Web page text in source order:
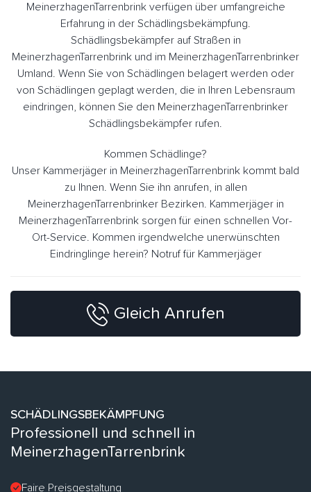
MeinerzhagenTarrenbrink verfügen über umfangreiche
Erfahrung in der Schädlingsbekämpfung.
Schädlingsbekämpfer auf Straßen in
MeinerzhagenTarrenbrink und im MeinerzhagenTarrenbrinker
Umland. Wenn Sie von Schädlingen belagert werden oder
von Schädlingen geplagt werden, die in Ihren Lebensraum
eindringen, können Sie den MeinerzhagenTarrenbrinker
Schädlingsbekämpfer rufen.
Kommen Schädlinge?
Unser Kammerjäger in MeinerzhagenTarrenbrink kommt bald
zu Ihnen. Wenn Sie ihn anrufen, in allen
MeinerzhagenTarrenbrinker Bezirken. Kammerjäger in
MeinerzhagenTarrenbrink sorgen für einen schnellen Vor-
Ort-Service. Kommen irgendwelche unerwünschten
Eindringlinge herein? Notruf für Kammerjäger
Gleich Anrufen
SCHÄDLINGSBEKÄMPFUNG
Professionell und schnell in
MeinerzhagenTarrenbrink
Faire Preisgestaltung